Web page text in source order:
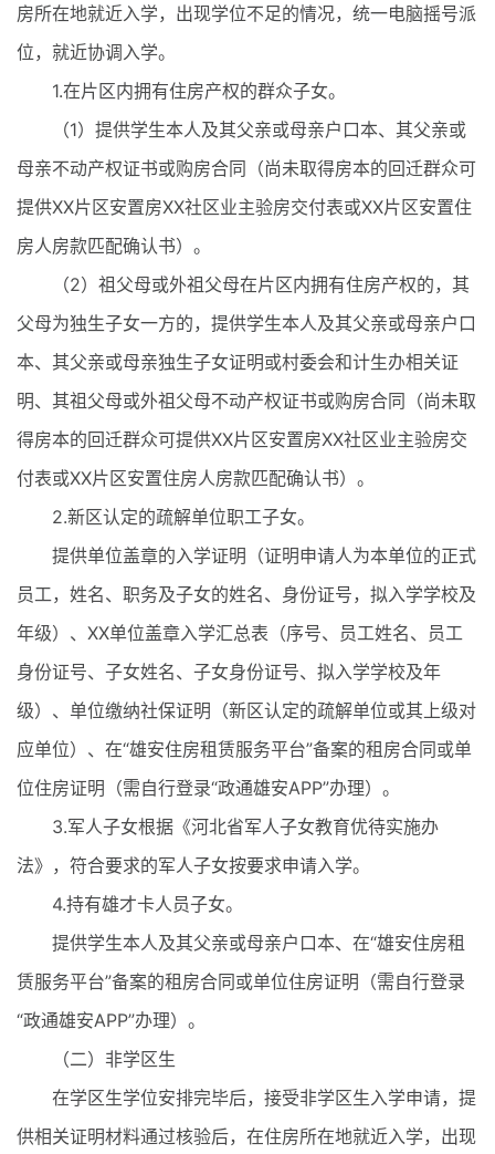
房所在地就近入学，出现学位不足的情况，统一电脑摇号派
位，就近协调入学。
1.在片区内拥有住房产权的群众子女。
（1）提供学生本人及其父亲或母亲户口本、其父亲或
母亲不动产权证书或购房合同（尚未取得房本的回迁群众可
提供XX片区安置房XX社区业主验房交付表或XX片区安置住
房人房款匹配确认书）。
（2）祖父母或外祖父母在片区内拥有住房产权的，其
父母为独生子女一方的，提供学生本人及其父亲或母亲户口
本、其父亲或母亲独生子女证明或村委会和计生办相关证
明、其祖父母或外祖父母不动产权证书或购房合同（尚未取
得房本的回迁群众可提供XX片区安置房XX社区业主验房交
付表或XX片区安置住房人房款匹配确认书）。
2.新区认定的疏解单位职工子女。
提供单位盖章的入学证明（证明申请人为本单位的正式
员工，姓名、职务及子女的姓名、身份证号，拟入学学校及
年级）、XX单位盖章入学汇总表（序号、员工姓名、员工
身份证号、子女姓名、子女身份证号、拟入学学校及年
级）、单位缴纳社保证明（新区认定的疏解单位或其上级对
应单位）、在“雄安住房租赁服务平台”备案的租房合同或单
位住房证明（需自行登录“政通雄安APP”办理）。
3.军人子女根据《河北省军人子女教育优待实施办
法》，符合要求的军人子女按要求申请入学。
4.持有雄才卡人员子女。
提供学生本人及其父亲或母亲户口本、在“雄安住房租
赁服务平台”备案的租房合同或单位住房证明（需自行登录
“政通雄安APP”办理）。
（二）非学区生
在学区生学位安排完毕后，接受非学区生入学申请，提
供相关证明材料通过核验后，在住房所在地就近入学，出现